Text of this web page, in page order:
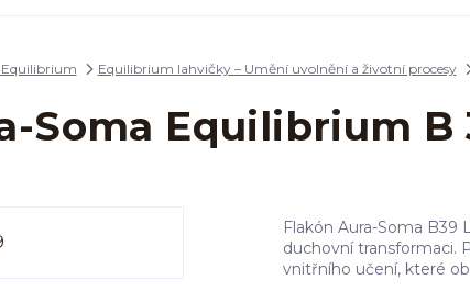
Equilibrium lahvičky – Umění uvolnění a životní procesy
Soma Equilibrium B
Flakón Aura-Soma
duchovní transformaci.
vnitřního učení, které